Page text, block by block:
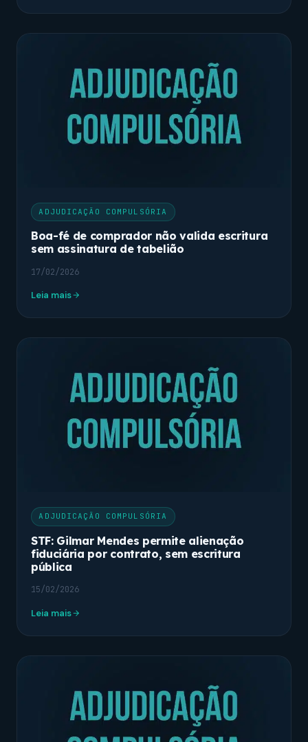
ADJUDICAÇÃO COMPULSÓRIA
Boa-fé de comprador não valida escritura
sem assinatura de tabelião
17/02/2026
Leia mais
ADJUDICAÇÃO COMPULSÓRIA
STF: Gilmar Mendes permite alienação
fiduciária por contrato, sem escritura
pública
15/02/2026
Leia mais